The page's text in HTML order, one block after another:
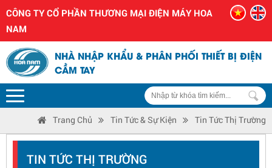
CÔNG TY CỔ PHẦN THƯƠNG MẠI ĐIỆN MÁY HOA
NAM
NHÀ NHẬP KHẨU & PHÂN PHỐI THIẾT BỊ ĐIỆN
CẦM TAY
Trang Chủ Tin Tức & Sự Kiện Tin Tức Thị Trường
TIN TỨC THỊ TRƯỜNG